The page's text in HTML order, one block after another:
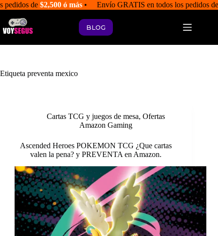
Saltar
al
contenido
pedidos de$2,500 ó más • Envío GRATIS en todos los pedidos
BLOG
Etiqueta preventa mexico
Cartas TCG y juegos de mesa, Ofertas
Amazon Gaming
Ascended Heroes POKEMON TCG ¿Que cartas
valen la pena? y PREVENTA en Amazon.